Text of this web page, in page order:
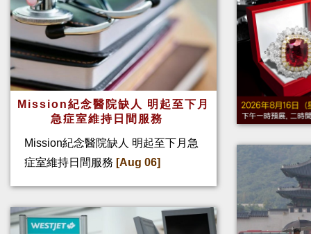
Mission紀念醫院缺人 明起至下月
急症室維持日間服務
Mission紀念醫院缺人 明起至下月急
症室維持日間服務 [Aug 06]